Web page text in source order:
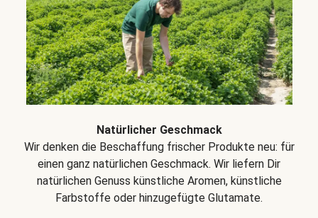
Natürlicher Geschmack
Wir denken die Beschaffung frischer Produkte neu: für
einen ganz natürlichen Geschmack. Wir liefern Dir
natürlichen Genuss künstliche Aromen, künstliche
Farbstoffe oder hinzugefügte Glutamate.